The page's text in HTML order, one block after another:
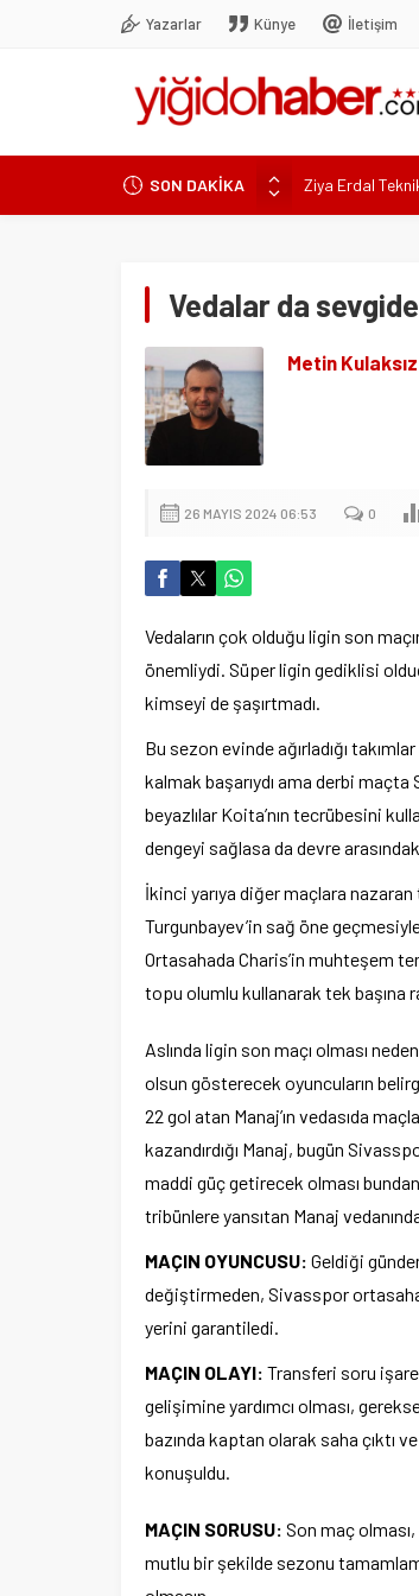
Yazarlar Künye İletişim
SON DAKİKA
Valon Ethemi
Sivasspor’dan
Türk
Vedalar da
Metin Kulaksız
26 MAYIS 2024 06:53 0
Vedaların çok olduğu ligin son
önemliydi. Süper ligin gediklisi
kimseyi de şaşırtmadı.
Bu sezon evinde ağırladığı
kalmak başarıydı ama derbi maçta
beyazlılar Koita’nın tecrübesini
dengeyi sağlasa da devre
İkinci yarıya diğer maçlara
Turgunbayev’in sağ öne
Ortasahada Charis’in muhteşem
topu olumlu kullanarak tek başına
Aslında ligin son maçı olması
olsun gösterecek oyuncuların
22 gol atan Manaj’ın vedasıda
kazandırdığı Manaj, bugün
maddi güç getirecek olması
tribünlere yansıtan Manaj
MAÇIN OYUNCUSU: Geldiği
değiştirmeden, Sivasspor
yerini garantiledi.
MAÇIN OLAYI: Transferi soru
gelişimine yardımcı olması,
bazında kaptan olarak saha çıktı
konuşuldu.
MAÇIN SORUSU: Son maç olması,
mutlu bir şekilde sezonu